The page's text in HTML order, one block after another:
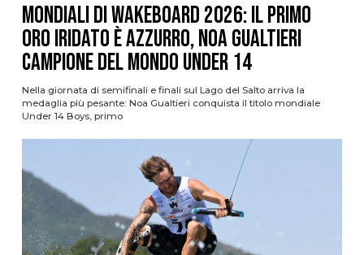
Mondiali di Wakeboard 2026: il primo
oro iridato è azzurro, Noa Gualtieri
campione del mondo Under 14
Nella giornata di semifinali e finali sul Lago del Salto arriva la
medaglia più pesante: Noa Gualtieri conquista il titolo mondiale
Under 14 Boys, primo